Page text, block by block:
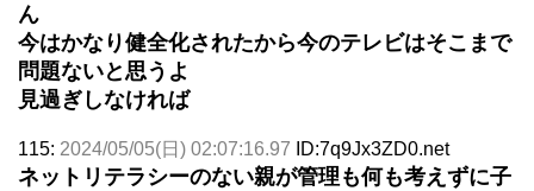
ん
今はかなり健全化されたから今のテレビはそこまで
問題ないと思うよ
見過ぎしなければ
115: 2024/05/05(日) 02:07:16.97 ID:7q9Jx3ZD0.net
ネットリテラシーのない親が管理も何も考えずに子